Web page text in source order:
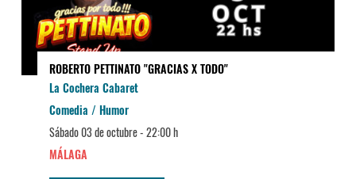
ROBERTO PETTINATO "GRACIAS X TODO"
La Cochera Cabaret
Comedia / Humor
Sábado 03 de octubre -22:00 h
MÁLAGA